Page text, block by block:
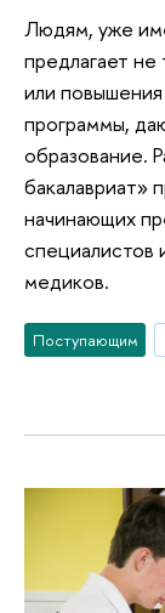
Людям, уже
предлагает
или
программы,
образование.
бакалавриат»
начинающих
специалистов
медиков.
Поступающим